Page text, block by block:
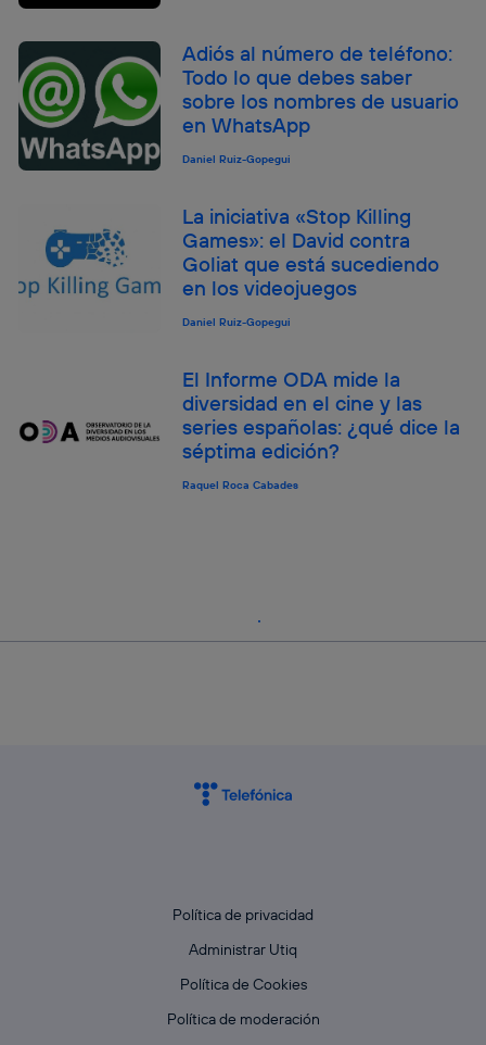
Adiós al número de teléfono:
Todo lo que debes saber
sobre los nombres de usuario
en WhatsApp
Daniel Ruiz-Gopegui
La iniciativa «Stop Killing
Games»: el David contra
Goliat que está sucediendo
en los videojuegos
Daniel Ruiz-Gopegui
El Informe ODA mide la
diversidad en el cine y las
series españolas: ¿qué dice la
séptima edición?
Raquel Roca Cabades
Política de privacidad
Administrar Utiq
Política de Cookies
Política de moderación